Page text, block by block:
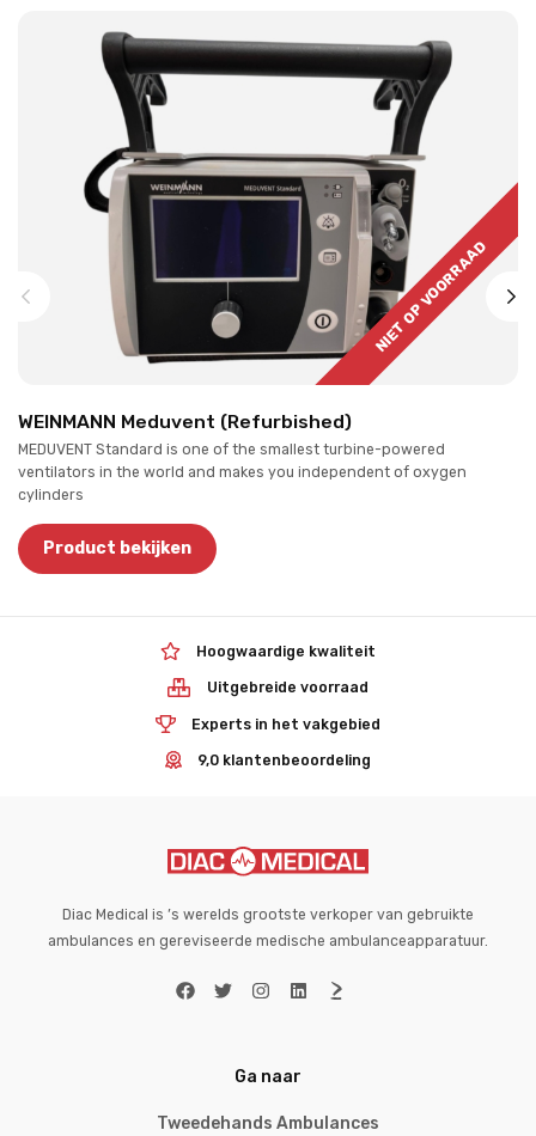
NIET OP VOORRAAD
WEINMANN Meduvent (Refurbished)
MEDUVENT Standard is one of the smallest turbine-powered
ventilators in the world and makes you independent of oxygen
cylinders
Product bekijken
Hoogwaardige kwaliteit
Uitgebreide voorraad
Experts in het vakgebied
9,0 klantenbeoordeling
Diac Medical is ’s werelds grootste verkoper van gebruikte
ambulances en gereviseerde medische ambulanceapparatuur.
Ga naar
Tweedehands Ambulances